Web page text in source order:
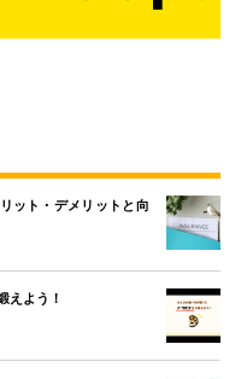
ット・デメリットと向
えよう！